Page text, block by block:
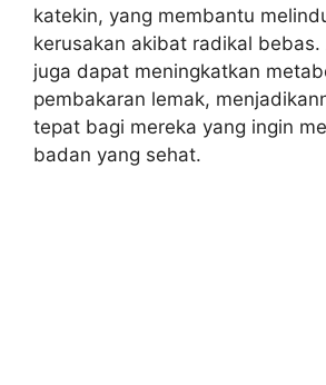
katekin, yang membantu
kerusakan akibat radikal
juga dapat meningkatkan
pembakaran lemak,
tepat bagi mereka yang ingin
badan yang sehat.